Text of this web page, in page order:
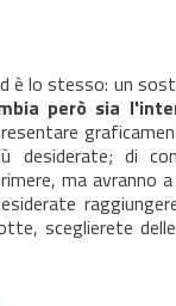
è lo stesso: un
però sia
di
ma avranno
sceglierete